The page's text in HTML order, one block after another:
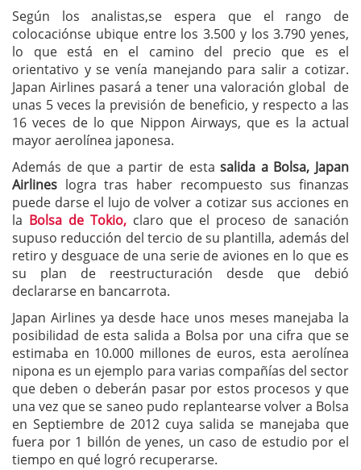
Según los analistas,se espera que el rango de
colocaciónse ubique entre los 3.500 y los 3.790 yenes,
lo que está en el camino del precio que es el
orientativo y se venía manejando para salir a cotizar.
Japan Airlines pasará a tener una valoración global de
unas 5 veces la previsión de beneficio, y respecto a las
16 veces de lo que Nippon Airways, que es la actual
mayor aerolínea japonesa.
Además de que a partir de estasalida a Bolsa, Japan
Airlines logra tras haber recompuesto sus finanzas
puede darse el lujo de volver a cotizar sus acciones en
la Bolsa de Tokio,claro que el proceso de sanación
supuso reducción del tercio de su plantilla, además del
retiro y desguace de una serie de aviones en lo que es
su plan de reestructuración desde que debió
declararse en bancarrota.
Japan Airlines ya desde hace unos meses manejaba la
posibilidad de esta salida a Bolsa por una cifra que se
estimaba en 10.000 millones de euros, esta aerolínea
nipona es un ejemplo para varias compañías del sector
que deben o deberán pasar por estos procesos y que
una vez que se saneo pudo replantearse volver a Bolsa
en Septiembre de 2012 cuya salida se manejaba que
fuera por 1 billón de yenes, un caso de estudio por el
tiempo en qué logró recuperarse.